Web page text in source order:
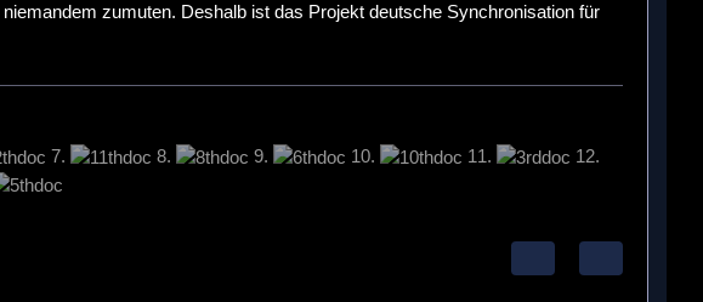
zumuten. Deshalb ist das Projekt deutsche Synchronisation für
7. 8. 9. 10. 11. 12.